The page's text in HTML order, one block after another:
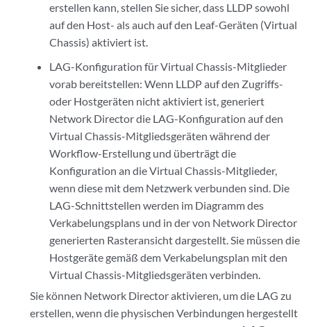
erstellen kann, stellen Sie sicher, dass LLDP sowohl
auf den Host- als auch auf den Leaf-Geräten (Virtual
Chassis) aktiviert ist.
LAG-Konfiguration für Virtual Chassis-Mitglieder
vorab bereitstellen: Wenn LLDP auf den Zugriffs-
oder Hostgeräten nicht aktiviert ist, generiert
Network Director die LAG-Konfiguration auf den
Virtual Chassis-Mitgliedsgeräten während der
Workflow-Erstellung und überträgt die
Konfiguration an die Virtual Chassis-Mitglieder,
wenn diese mit dem Netzwerk verbunden sind. Die
LAG-Schnittstellen werden im Diagramm des
Verkabelungsplans und in der von Network Director
generierten Rasteransicht dargestellt. Sie müssen die
Hostgeräte gemäß dem Verkabelungsplan mit den
Virtual Chassis-Mitgliedsgeräten verbinden.
Sie können Network Director aktivieren, um die LAG zu
erstellen, wenn die physischen Verbindungen hergestellt